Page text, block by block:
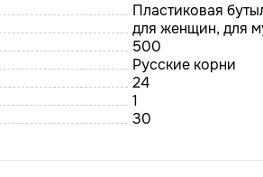
Пластиковая
для женщин, для
500
Русские корни
24
1
30